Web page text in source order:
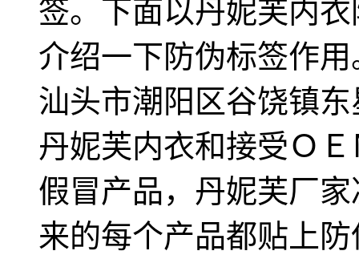
签。下面以丹妮芙内
介绍一下防伪标签作
汕头市潮阳区谷饶镇
丹妮芙内衣和接受Ｏ
假冒产品，丹妮芙厂
来的每个产品都贴上